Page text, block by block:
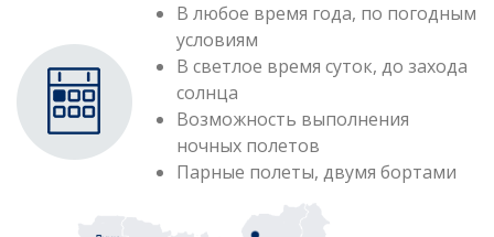
В любое время года, по погодным
условиям
В светлое время суток, до захода
солнца
Возможность выполнения
ночных полетов
Парные полеты, двумя бортами